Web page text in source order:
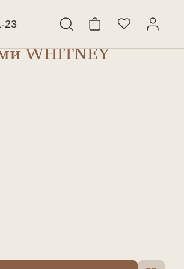
23
НайтиWHITNEY